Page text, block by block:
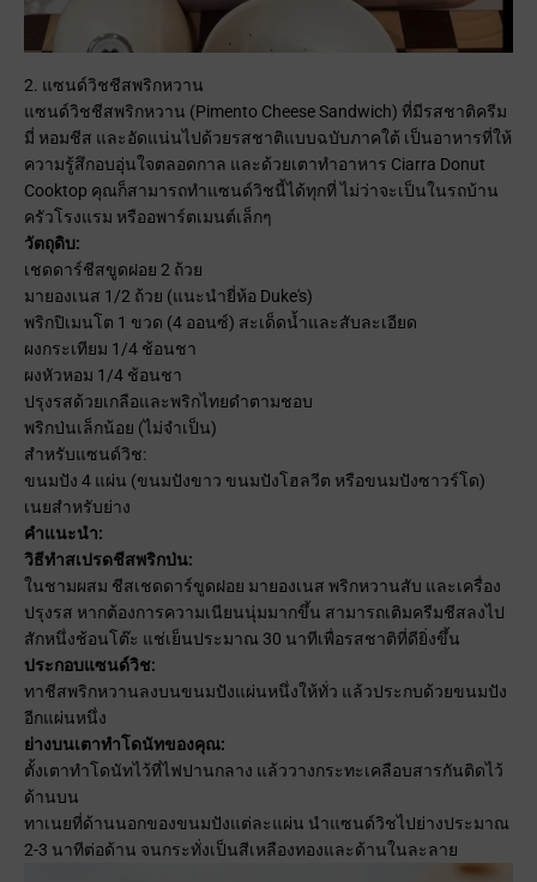
2. แซนด์วิชชีสพริกหวาน
แซนด์วิชชีสพริกหวาน (Pimento Cheese Sandwich) ที่มีรสชาติครีม
มี่ หอมชีส และอัดแน่นไปด้วยรสชาติแบบฉบับภาคใต้ เป็นอาหารที่ให้
ความรู้สึกอบอุ่นใจตลอดกาล และด้วยเตาทำอาหาร Ciarra Donut
Cooktop คุณก็สามารถทำแซนด์วิชนี้ได้ทุกที่ ไม่ว่าจะเป็นในรถบ้าน
ครัวโรงแรม หรืออพาร์ตเมนต์เล็กๆ
วัตถุดิบ:
เชดดาร์ชีสขูดฝอย 2 ถ้วย
มายองเนส 1/2 ถ้วย (แนะนำยี่ห้อ Duke's)
พริกปิเมนโต 1 ขวด (4 ออนซ์) สะเด็ดน้ำและสับละเอียด
ผงกระเทียม 1/4 ช้อนชา
ผงหัวหอม 1/4 ช้อนชา
ปรุงรสด้วยเกลือและพริกไทยดำตามชอบ
พริกป่นเล็กน้อย (ไม่จำเป็น)
สำหรับแซนด์วิช:
ขนมปัง 4 แผ่น (ขนมปังขาว ขนมปังโฮลวีต หรือขนมปังซาวร์โด)
เนยสำหรับย่าง
คำแนะนำ:
วิธีทำสเปรดชีสพริกป่น:
ในชามผสม ชีสเชดดาร์ขูดฝอย มายองเนส พริกหวานสับ และเครื่อง
ปรุงรส หากต้องการความเนียนนุ่มมากขึ้น สามารถเติมครีมชีสลงไป
สักหนึ่งช้อนโต๊ะ แช่เย็นประมาณ 30 นาทีเพื่อรสชาติที่ดียิ่งขึ้น
ประกอบแซนด์วิช:
ทาชีสพริกหวานลงบนขนมปังแผ่นหนึ่งให้ทั่ว แล้วประกบด้วยขนมปัง
อีกแผ่นหนึ่ง
ย่างบนเตาทำโดนัทของคุณ:
ตั้งเตาทำโดนัทไว้ที่ไฟปานกลาง แล้ววางกระทะเคลือบสารกันติดไว้
ด้านบน
ทาเนยที่ด้านนอกของขนมปังแต่ละแผ่น นำแซนด์วิชไปย่างประมาณ
2-3 นาทีต่อด้าน จนกระทั่งเป็นสีเหลืองทองและด้านในละลาย